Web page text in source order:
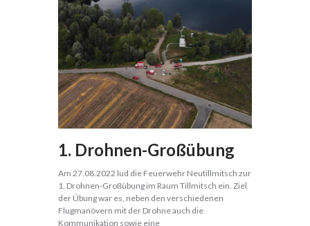
1. Drohnen-Großübung
Am 27.08.2022 lud die Feuerwehr Neutillmitsch zur
1. Drohnen-Großübung im Raum Tillmitsch ein. Ziel
der Übung war es, neben den verschiedenen
Flugmanövern mit der Drohne auch die
Kommunikation sowie eine